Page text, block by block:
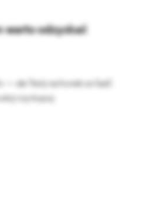
warto odzyskać
ale Twój rachunek za SaaS
czy-kupuj.